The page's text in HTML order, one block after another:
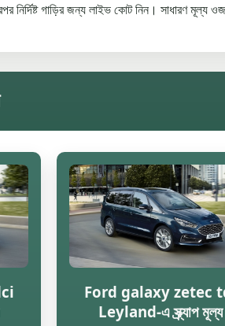
গাড়ির জন্য লাইভ কোট নিন। সাধারণ মূল্য
Ford galaxy zetec
Leyland-এ স্ক্র্যাপ মূল্য